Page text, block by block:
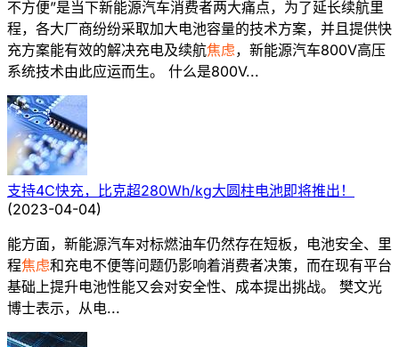
不方便”是当下新能源汽车消费者两大痛点，为了延长续航里
程，各大厂商纷纷采取加大电池容量的技术方案，并且提供快
充方案能有效的解决充电及续航焦虑，新能源汽车800V高压
系统技术由此应运而生。 什么是800V...
支持4C快充，比克超280Wh/kg大圆柱电池即将推出！
(2023-04-04)
能方面，新能源汽车对标燃油车仍然存在短板，电池安全、里
程焦虑和充电不便等问题仍影响着消费者决策，而在现有平台
基础上提升电池性能又会对安全性、成本提出挑战。 樊文光
博士表示，从电...